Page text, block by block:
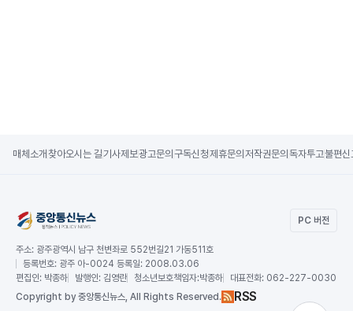
매체소개 찾아오시는 길기사제보광고문의 구독신청제휴문의 저작권문의 독자투고불편신
PC 버전
주소: 광주광역시 남구 천변좌로 552번길21 가동511호
등록번호: 광주 아-0024 등록일: 2008.03.06
편집인: 박종하 발행인: 김영란 청소년보호책임자:박종하 대표전화: 062-227-0030
Copyright by 중앙통신뉴스, All Rights Reserved. RSS